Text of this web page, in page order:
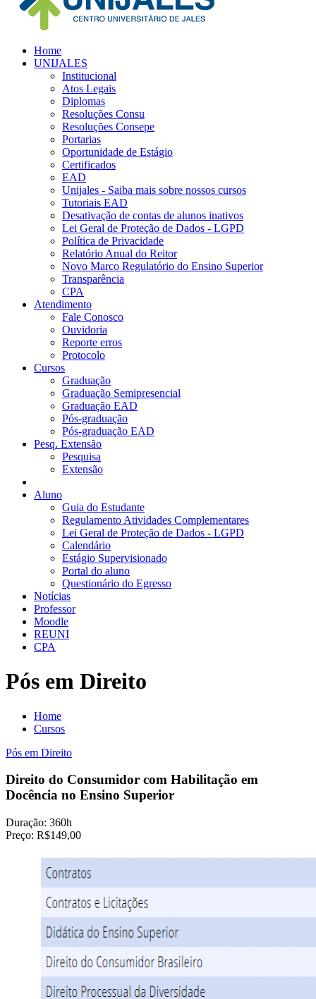
Home
UNIJALES
Institucional
Atos Legais
Diplomas
Resoluções Consu
Resoluções Consepe
Portarias
Oportunidade de Estágio
Certificados
EAD
Unijales - Saiba mais sobre nossos cursos
Tutoriais EAD
Desativação de contas de alunos inativos
Lei Geral de Proteção de Dados - LGPD
Política de Privacidade
Relatório Anual do Reitor
Novo Marco Regulatório do Ensino Superior
Transparência
CPA
Atendimento
Fale Conosco
Ouvidoria
Reporte erros
Protocolo
Cursos
Graduação
Graduação Semipresencial
Graduação EAD
Pós-graduação
Pós-graduação EAD
Pesq. Extensão
Pesquisa
Extensão
Aluno
Guia do Estudante
Regulamento Atividades Complementares
Lei Geral de Proteção de Dados - LGPD
Calendário
Estágio Supervisionado
Portal do aluno
Questionário do Egresso
Notícias
Professor
Moodle
REUNI
CPA
Pós em Direito
Home
Cursos
Pós em Direito
Direito do Consumidor com Habilitação em
Docência no Ensino Superior
Duração: 360h
Preço: R$149,00